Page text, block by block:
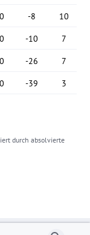
-8 10
-10 7
-26 7
-39 3
durch absolvierte